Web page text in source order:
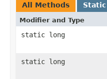
All Methods
Modifier and Type
static long
static long